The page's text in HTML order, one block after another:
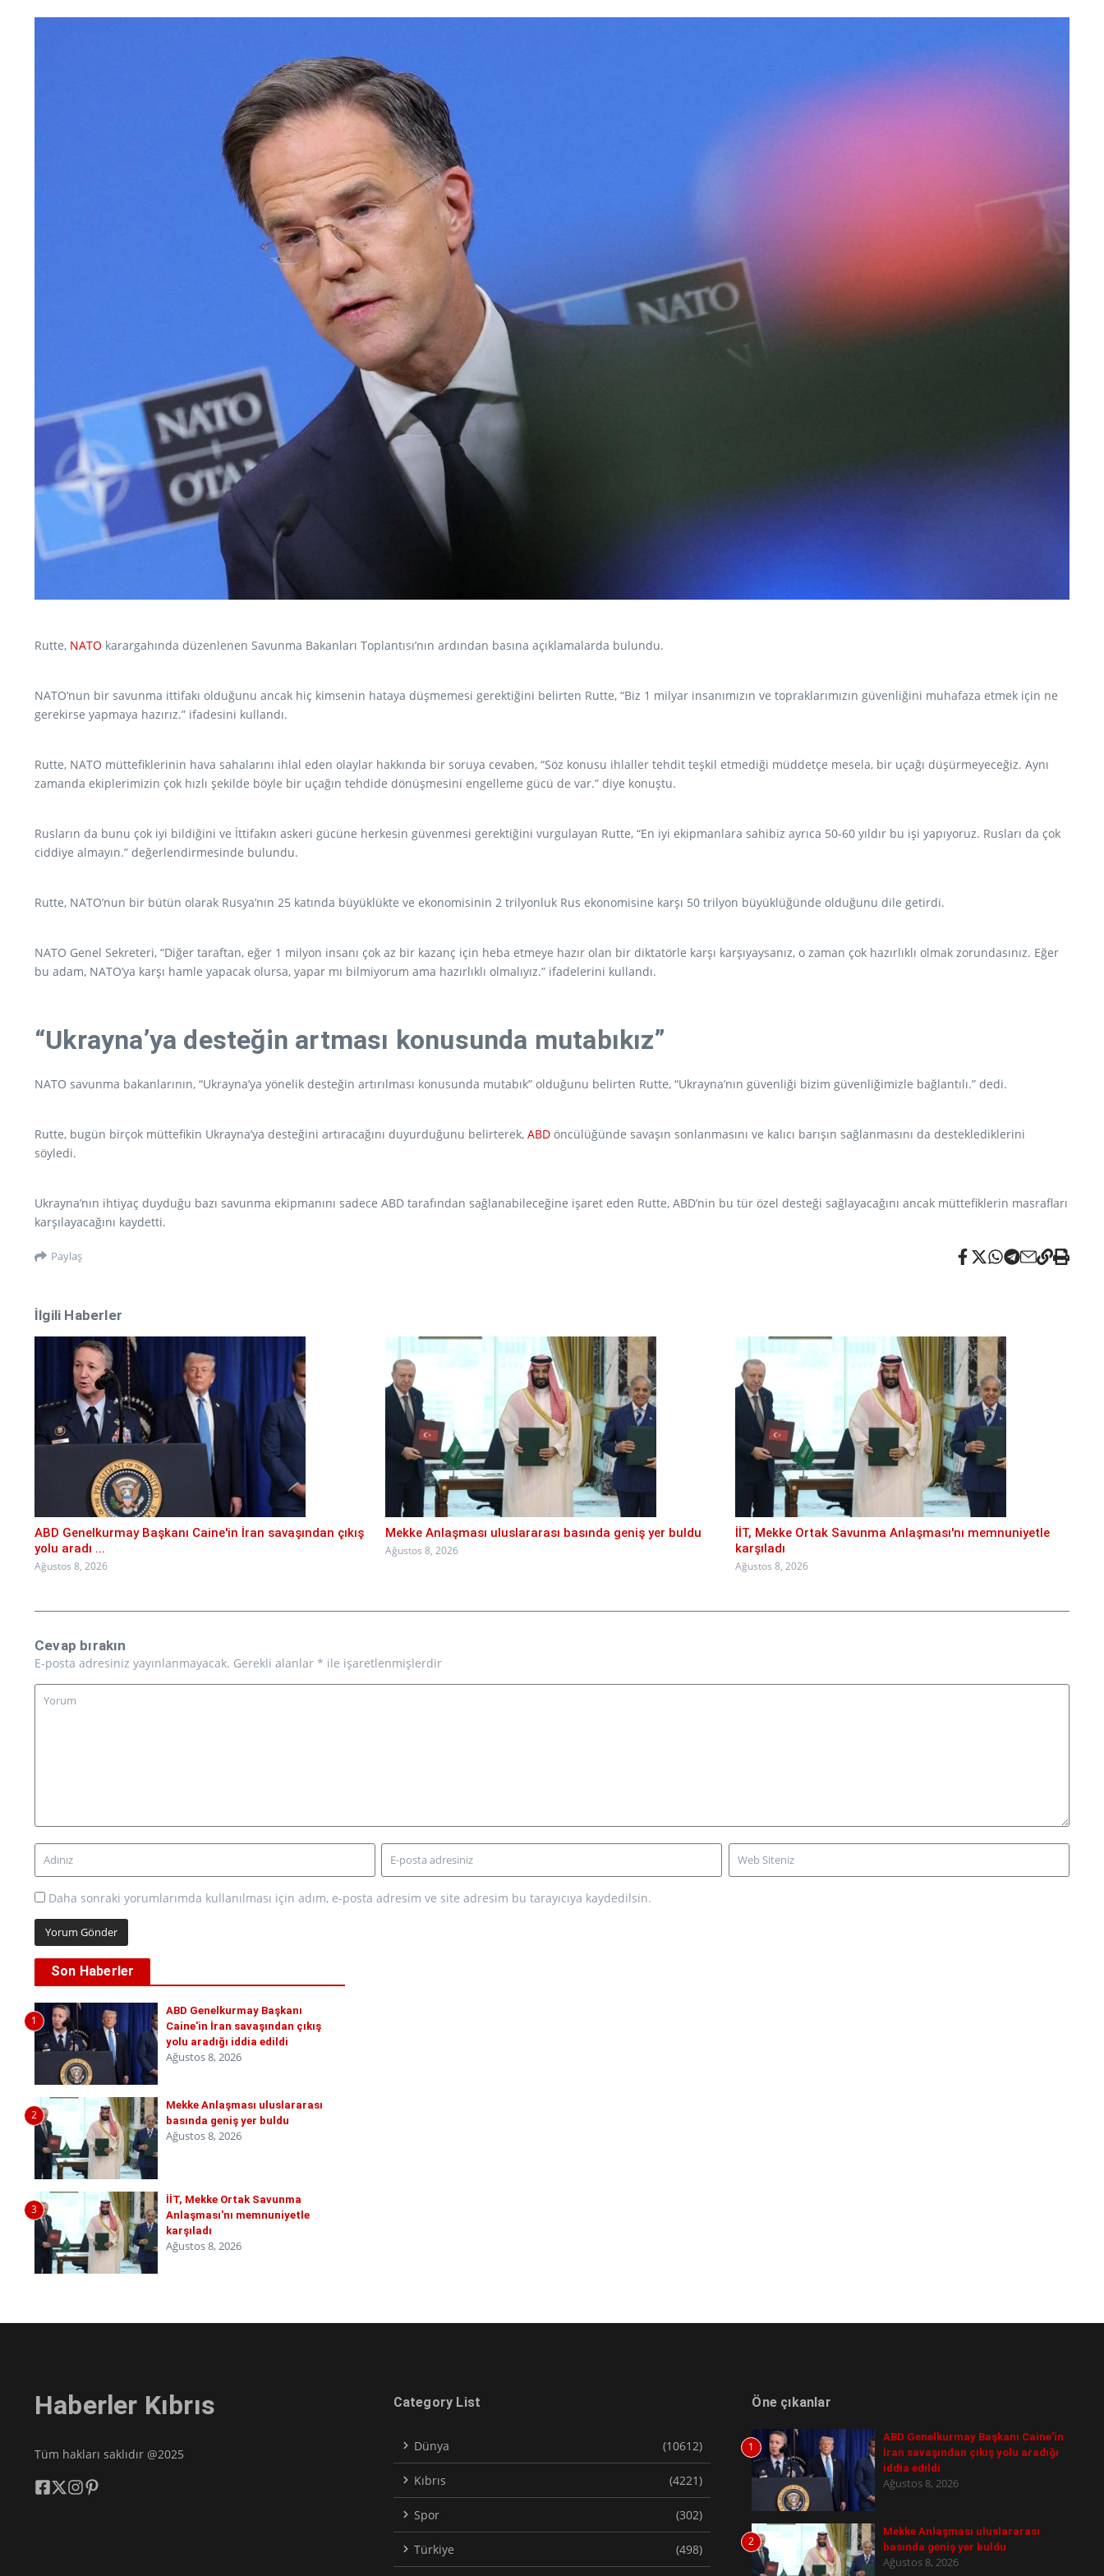
Rutte, NATO karargahında düzenlenen Savunma Bakanları Toplantısı’nın ardından basına açıklamalarda bulundu.
NATO’nun bir savunma ittifakı olduğunu ancak hiç kimsenin hataya düşmemesi gerektiğini belirten Rutte, “Biz 1 milyar insanımızın ve topraklarımızın güvenliğini muhafaza etmek için ne
gerekirse yapmaya hazırız.” ifadesini kullandı.
Rutte, NATO müttefiklerinin hava sahalarını ihlal eden olaylar hakkında bir soruya cevaben, “Söz konusu ihlaller tehdit teşkil etmediği müddetçe mesela, bir uçağı düşürmeyeceğiz. Aynı
zamanda ekiplerimizin çok hızlı şekilde böyle bir uçağın tehdide dönüşmesini engelleme gücü de var.” diye konuştu.
Rusların da bunu çok iyi bildiğini ve İttifakın askeri gücüne herkesin güvenmesi gerektiğini vurgulayan Rutte, “En iyi ekipmanlara sahibiz ayrıca 50-60 yıldır bu işi yapıyoruz. Rusları da çok
ciddiye almayın.” değerlendirmesinde bulundu.
Rutte, NATO’nun bir bütün olarak Rusya’nın 25 katında büyüklükte ve ekonomisinin 2 trilyonluk Rus ekonomisine karşı 50 trilyon büyüklüğünde olduğunu dile getirdi.
NATO Genel Sekreteri, “Diğer taraftan, eğer 1 milyon insanı çok az bir kazanç için heba etmeye hazır olan bir diktatörle karşı karşıyaysanız, o zaman çok hazırlıklı olmak zorundasınız. Eğer
bu adam, NATO’ya karşı hamle yapacak olursa, yapar mı bilmiyorum ama hazırlıklı olmalıyız.” ifadelerini kullandı.
“Ukrayna’ya desteğin artması konusunda mutabıkız”
NATO savunma bakanlarının, “Ukrayna’ya yönelik desteğin artırılması konusunda mutabık” olduğunu belirten Rutte, “Ukrayna’nın güvenliği bizim güvenliğimizle bağlantılı.” dedi.
Rutte, bugün birçok müttefikin Ukrayna’ya desteğini artıracağını duyurduğunu belirterek, ABD öncülüğünde savaşın sonlanmasını ve kalıcı barışın sağlanmasını da desteklediklerini
söyledi.
Ukrayna’nın ihtiyaç duyduğu bazı savunma ekipmanını sadece ABD tarafından sağlanabileceğine işaret eden Rutte, ABD’nin bu tür özel desteği sağlayacağını ancak müttefiklerin masrafları
karşılayacağını kaydetti.
Paylaş
İlgili Haberler
ABD Genelkurmay Başkanı Caine'in İran savaşından çıkış
yolu aradı ...
Ağustos 8, 2026
Mekke Anlaşması uluslararası basında geniş yer buldu
Ağustos 8, 2026
İİT, Mekke Ortak Savunma Anlaşması'nı memnuniyetle
karşıladı
Ağustos 8, 2026
Cevap bırakın
E-posta adresiniz yayınlanmayacak. Gerekli alanlar * ile işaretlenmişlerdir
Daha sonraki yorumlarımda kullanılması için adım, e-posta adresim ve site adresim bu tarayıcıya kaydedilsin.
Son Haberler
1
ABD Genelkurmay Başkanı
Caine'in İran savaşından çıkış
yolu aradığı iddia edildi
Ağustos 8, 2026
2
Mekke Anlaşması uluslararası
basında geniş yer buldu
Ağustos 8, 2026
3
İİT, Mekke Ortak Savunma
Anlaşması'nı memnuniyetle
karşıladı
Ağustos 8, 2026
Haberler Kıbrıs
Tüm hakları saklıdır @2025
Category List
Dünya (10612)
Kıbrıs (4221)
Spor (302)
Türkiye (498)
Öne çıkanlar
1
ABD Genelkurmay Başkanı Caine'in
İran savaşından çıkış yolu aradığı
iddia edildi
Ağustos 8, 2026
2
Mekke Anlaşması uluslararası
basında geniş yer buldu
Ağustos 8, 2026